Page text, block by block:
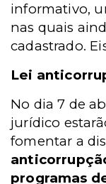
informativo,
nas quais
cadastrado.
Lei
No dia 7 de
jurídico
fomentar a
programas